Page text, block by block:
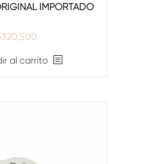
IMPORTADO
320,500
al carrito